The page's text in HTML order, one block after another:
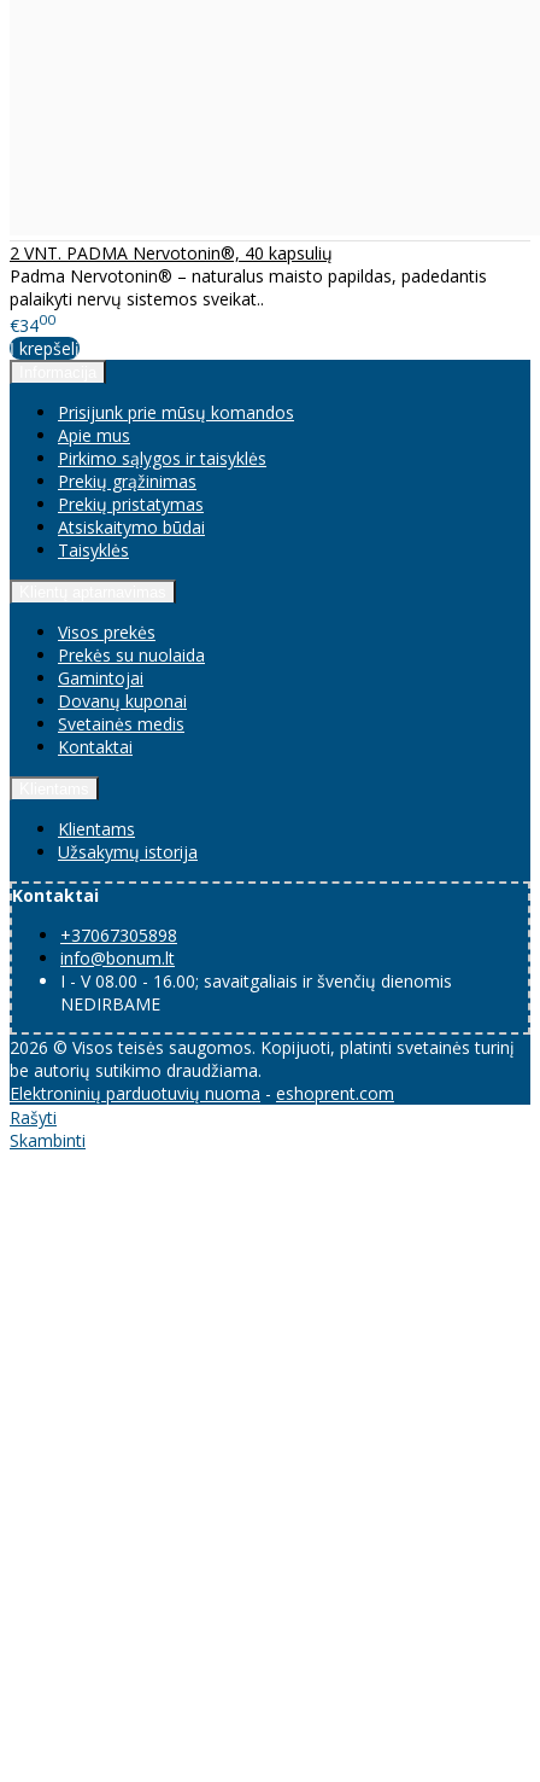
2 VNT. PADMA Nervotonin®, 40 kapsulių
Padma Nervotonin® – naturalus maisto papildas, padedantis
palaikyti nervų sistemos sveikat..
€3400
Į krepšelį
Prisijunk prie mūsų komandos
Apie mus
Pirkimo sąlygos ir taisyklės
Prekių grąžinimas
Prekių pristatymas
Atsiskaitymo būdai
Taisyklės
Visos prekės
Prekės su nuolaida
Gamintojai
Dovanų kuponai
Svetainės medis
Kontaktai
Klientams
Užsakymų istorija
Kontaktai
+37067305898
info@bonum.lt
I - V 08.00 - 16.00; savaitgaliais ir švenčių dienomis
NEDIRBAME
2026 © Visos teisės saugomos. Kopijuoti, platinti svetainės turinį
be autorių sutikimo draudžiama.
Elektroninių parduotuvių nuoma - eshoprent.com
Rašyti
Skambinti